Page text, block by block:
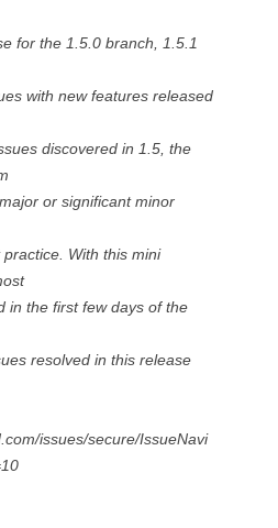
for the 1.5.0 branch, 1.5.1
with new features released
discovered in 1.5, the
or significant minor
With this mini
in the first few days of the
resolved in this release
issues/secure/IssueNavi